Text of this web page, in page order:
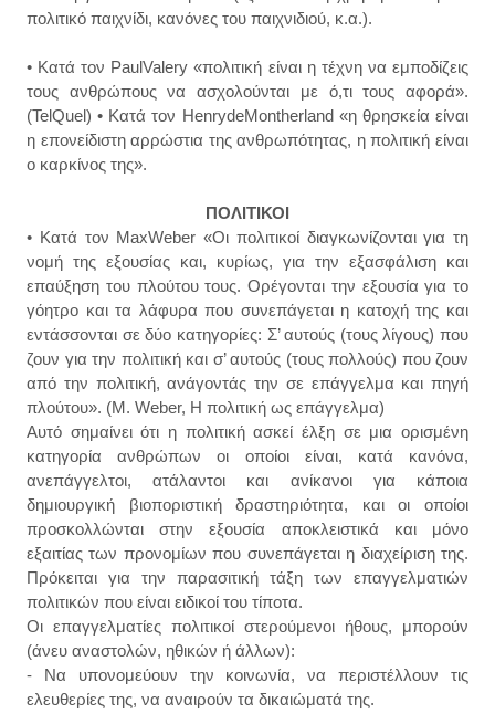
πολιτικό παιχνίδι, κανόνες του παιχνιδιού, κ.α.).
• Κατά τον PaulValery «πολιτική είναι η τέχνη να εμποδίζεις
τους ανθρώπους να ασχολούνται με ό,τι τους αφορά».
(TelQuel) • Κατά τον HenrydeMontherland «η θρησκεία είναι
η επονείδιστη αρρώστια της ανθρωπότητας, η πολιτική είναι
ο καρκίνος της».
ΠΟΛΙΤΙΚΟΙ
• Κατά τον MaxWeber «Oι πολιτικοί διαγκωνίζονται για τη
νομή της εξουσίας και, κυρίως, για την εξασφάλιση και
επαύξηση του πλούτου τους. Ορέγονται την εξουσία για το
γόητρο και τα λάφυρα που συνεπάγεται η κατοχή της και
εντάσσονται σε δύο κατηγορίες: Σ’ αυτούς (τους λίγους) που
ζουν για την πολιτική και σ’ αυτούς (τους πολλούς) που ζουν
από την πολιτική, ανάγοντάς την σε επάγγελμα και πηγή
πλούτου». (M. Weber, Η πολιτική ως επάγγελμα)
Αυτό σημαίνει ότι η πολιτική ασκεί έλξη σε μια ορισμένη
κατηγορία ανθρώπων οι οποίοι είναι, κατά κανόνα,
ανεπάγγελτοι, ατάλαντοι και ανίκανοι για κάποια
δημιουργική βιοποριστική δραστηριότητα, και οι οποίοι
προσκολλώνται στην εξουσία αποκλειστικά και μόνο
εξαιτίας των προνομίων που συνεπάγεται η διαχείριση της.
Πρόκειται για την παρασιτική τάξη των επαγγελματιών
πολιτικών που είναι ειδικοί του τίποτα.
Οι επαγγελματίες πολιτικοί στερούμενοι ήθους, μπορούν
(άνευ αναστολών, ηθικών ή άλλων):
- Nα υπονομεύουν την κοινωνία, να περιστέλλουν τις
ελευθερίες της, να αναιρούν τα δικαιώματά της.